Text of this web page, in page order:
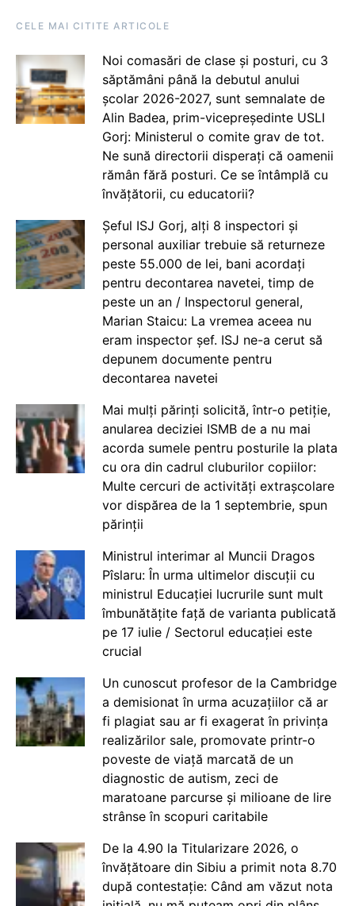
CELE MAI CITITE ARTICOLE
Noi comasări de clase și posturi, cu 3
săptămâni până la debutul anului
școlar 2026-2027, sunt semnalate de
Alin Badea, prim-vicepreședinte USLI
Gorj: Ministerul o comite grav de tot.
Ne sună directorii disperați că oamenii
rămân fără posturi. Ce se întâmplă cu
învățătorii, cu educatorii?
Șeful ISJ Gorj, alți 8 inspectori și
personal auxiliar trebuie să returneze
peste 55.000 de lei, bani acordați
pentru decontarea navetei, timp de
peste un an / Inspectorul general,
Marian Staicu: La vremea aceea nu
eram inspector șef. ISJ ne-a cerut să
depunem documente pentru
decontarea navetei
Mai mulți părinți solicită, într-o petiție,
anularea deciziei ISMB de a nu mai
acorda sumele pentru posturile la plata
cu ora din cadrul cluburilor copiilor:
Multe cercuri de activități extrașcolare
vor dispărea de la 1 septembrie, spun
părinții
Ministrul interimar al Muncii Dragos
Pîslaru: În urma ultimelor discuții cu
ministrul Educației lucrurile sunt mult
îmbunătățite față de varianta publicată
pe 17 iulie / Sectorul educației este
crucial
Un cunoscut profesor de la Cambridge
a demisionat în urma acuzațiilor că ar
fi plagiat sau ar fi exagerat în privința
realizărilor sale, promovate printr-o
poveste de viață marcată de un
diagnostic de autism, zeci de
maratoane parcurse și milioane de lire
strânse în scopuri caritabile
De la 4.90 la Titularizare 2026, o
învățătoare din Sibiu a primit nota 8.70
după contestație: Când am văzut nota